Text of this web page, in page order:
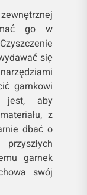
go w
się
garnkowi
jest, aby
z
dbać o
garnek
swój